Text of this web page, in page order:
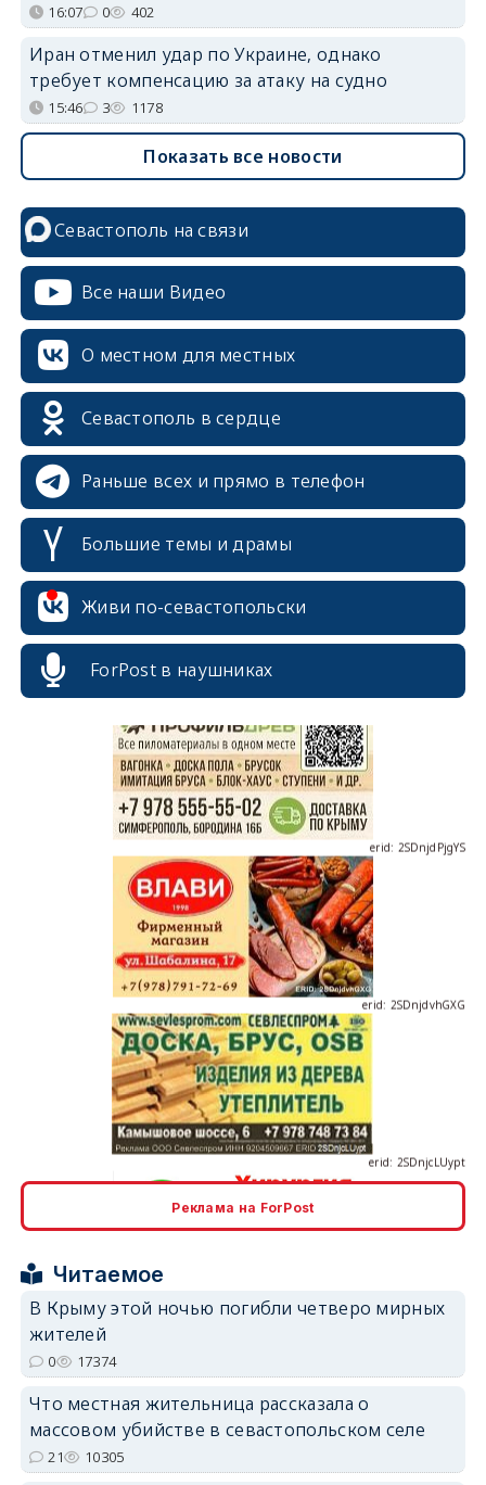
16:07 0 402
Иран отменил удар по Украине, однако
требует компенсацию за атаку на судно
15:46 3 1178
Показать все новости
Севастополь на связи
Все наши Видео
О местном для местных
Севастополь в сердце
Раньше всех и прямо в телефон
Большие темы и драмы
Живи по-севастопольски
ForPost в наушниках
erid: 2SDnjdvhGXG
Реклама на ForPost
Читаемое
В Крыму этой ночью погибли четверо мирных
жителей
0 17374
Что местная жительница рассказала о
массовом убийстве в севастопольском селе
21 10305